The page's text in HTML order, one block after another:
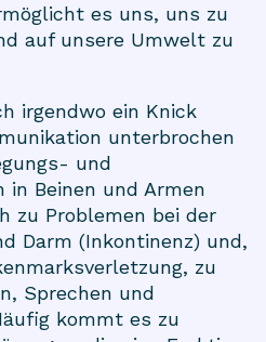
es uns, uns zu
auf unsere Umwelt zu
irgendwo ein Knick
unterbrochen
und
Beinen und Armen
zu Problemen bei der
Darm (Inkontinenz) und,
zu
Sprechen und
kommt es zu